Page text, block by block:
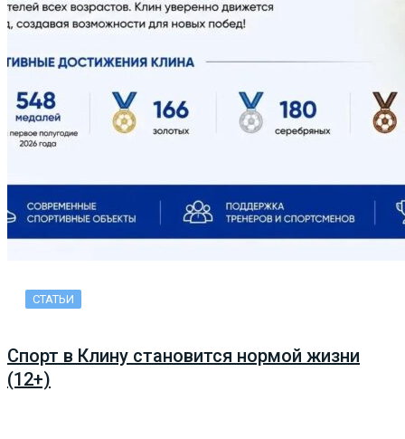
СТАТЬИ
Спорт в Клину становится нормой жизни
(12+)